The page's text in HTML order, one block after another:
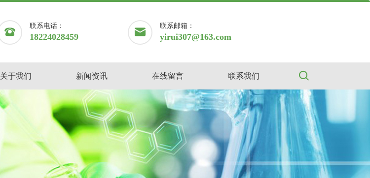
联系电话：
18224028459
联系邮箱：
yirui307@163.com
关于我们 新闻资讯 在线留言 联系我们